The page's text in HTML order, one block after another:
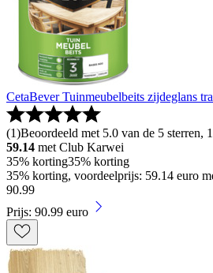
CetaBever Tuinmeubelbeits zijdeglans
(1)Beoordeeld met 5.0 van de 5 sterren,
59.14 met Club Karwei
35% korting35% korting
35% korting, voordeelprijs: 59.14 euro
90.99
Prijs: 90.99 euro